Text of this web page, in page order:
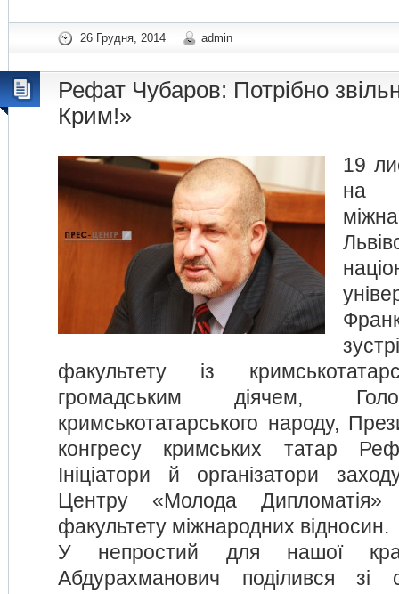
26 Грудня, 2014 admin
Рефат Чубаров: Потрібно
Крим!»
19
на
факультету із
громадським діячем,
кримськотатарського народу,
конгресу кримських татар
Ініціатори й організатори
Центру «Молода Дипломатія»
факультету міжнародних відносин.
У непростий для нашої
Абдурахманович поділився зі